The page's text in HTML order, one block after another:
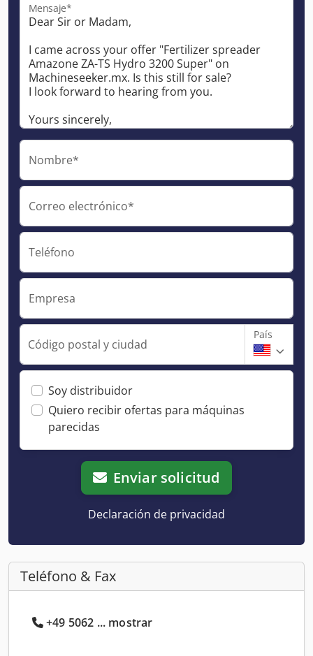
Mensaje*
Nombre*
Correo electrónico*
Teléfono
Empresa
Código postal y ciudad
País
Soy distribuidor
Quiero recibir ofertas para máquinas
parecidas
Enviar solicitud
Declaración de privacidad
Teléfono & Fax
+49 5062 ... mostrar